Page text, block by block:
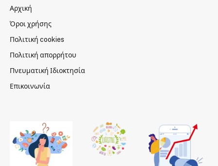
Αρχική
Όροι χρήσης
Πολιτική cookies
Πολιτική απορρήτου
Πνευματική Ιδιοκτησία
Επικοινωνία